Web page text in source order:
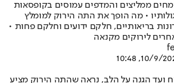
ממליצים והמדפים עמוסים בקופסאות
• מה הופך את התה הירוק למומלץ
בריאותיים, חלקם ידועים וחלקם פחות •
לירוקים מקנאה
10/9/2024,
ועד הגנה על הלב, נראה שהתה הירוק מציע